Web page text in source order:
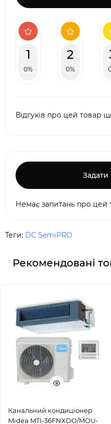
1
0%
2
0%
Відгуків про цей товар
Задати
Немає запитань про цей
Теги: DC SemiPRO
Рекомендовані
Канальний кондиціонер
Midea MTI-36FNXDO/MOU-